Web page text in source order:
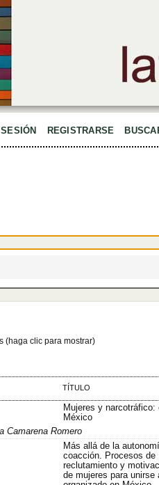
REGISTRARSE
(haga clic para mostrar)
TÍTULO
Mujeres y narcotráfico:
México
Camarena Romero
Más allá de la
coacción. Procesos de
reclutamiento y
de mujeres para unirse